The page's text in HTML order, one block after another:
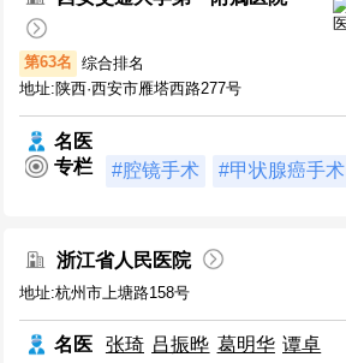
第63名 综合排名
地址:陕西·西安市雁塔西路277号
名医
专栏
#腔镜手术 #甲状腺癌手术
浙江省人民医院
地址:杭州市上塘路158号
名医 张琦 吕振晔 葛明华 谭卓